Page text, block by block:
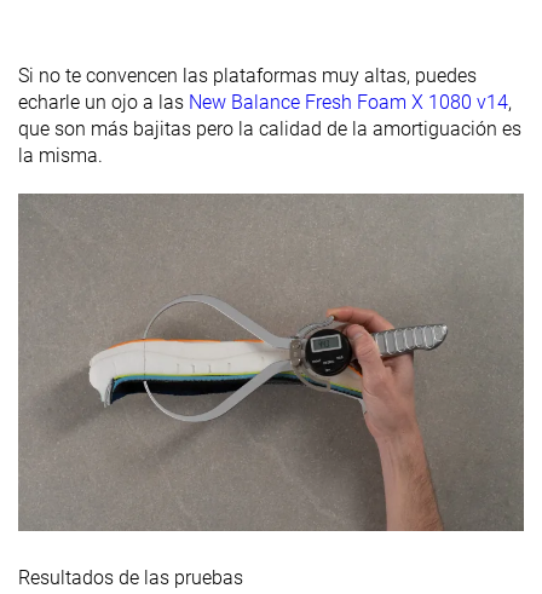
Si no te convencen las plataformas muy altas, puedes
echarle un ojo a las New Balance Fresh Foam X 1080 v14,
que son más bajitas pero la calidad de la amortiguación es
la misma.
Resultados de las pruebas